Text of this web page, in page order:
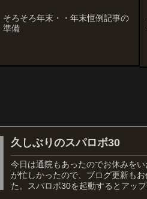
そろそろ年末・・年末恒例記事の
準備
久しぶりのスパロボ30
今日は通院もあったのでお休みを
が忙しかったので、ブログ更新も
た。スパロボ30を起動するとアッ